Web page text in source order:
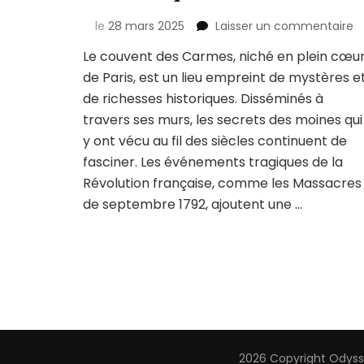
le 28 mars 2025 Laisser un commentaire
des
Le couvent des Carmes, niché en plein
de Paris, est un lieu empreint de mystères
de richesses historiques. Disséminés à
travers ses murs, les secrets des moines qui
y ont vécu au fil des siècles continuent de
fasciner. Les événements tragiques de la
Révolution française, comme les Massacres
de septembre 1792, ajoutent une …
2026 Copyright